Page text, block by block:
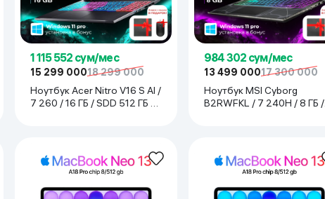
1 115 552 сум/мес
15 299 00018 299 000
Ноутбук Acer Nitro V16 S AI /
7 260 / 16 ГБ / SDD 512 ГБ /
984 302 сум/мес
13 499 00017 300 000
Ноутбук MSI Cyborg
B2RWFKL / 7 240H / 8 ГБ /